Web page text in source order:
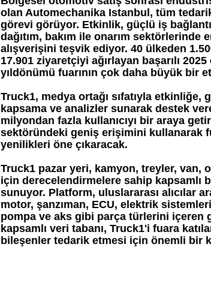
olan Automechanika Istanbul, tüm
görevi görüyor. Etkinlik, güçlü iş
dağıtım, bakım ile onarım
alışverişini teşvik ediyor. 40 ülkeden
17.901 ziyaretçiyi ağırlayan başarılı
yıldönümü fuarının çok daha büyük bir
Truck1, medya ortağı sıfatıyla etkinliğe,
kapsama ve analizler sunarak destek
milyondan fazla kullanıcıyı bir araya
sektöründeki geniş erişimini kullanarak
yenilikleri öne çıkaracak.
Truck1 pazar yeri, kamyon, treyler, van,
için derecelendirmelere sahip kapsamlı
sunuyor. Platform, uluslararası alıcılar
motor, şanzıman, ECU, elektrik
pompa ve aks gibi parça türlerini içeren
kapsamlı veri tabanı, Truck1'i fuara
bileşenler tedarik etmesi için önemli bir